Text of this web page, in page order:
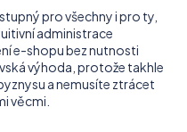
pro všechny i ​​pro ty,
administrace
e-shopu bez nutnosti
výhoda, protože takhle
a nemusíte ztrácet
věcmi.